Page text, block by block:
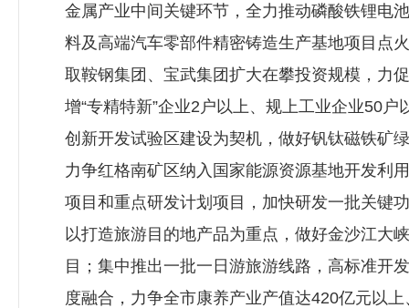
金属产业中间关键环节，全力推动磷酸铁锂电
料及高端汽车零部件精密铸造生产基地项目点
取鞍钢集团、宝武集团扩大在攀投资规模，力
增“专精特新”企业2户以上、规上工业企业50
创新开发试验区建设为契机，做好钒钛磁铁矿
力争红格南矿区纳入国家能源资源基地开发利
项目和重点研发计划项目，加快研发一批关键
以打造旅游目的地产品为重点，做好金沙江大
目；集中推出一批一日游旅游线路，高标准开
度融合，力争全市康养产业产值达420亿元以